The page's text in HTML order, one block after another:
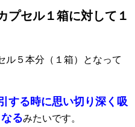
プセル１箱に対して１
ル５本分（１箱）となって
する時に思い切り深く吸
るみたいです。